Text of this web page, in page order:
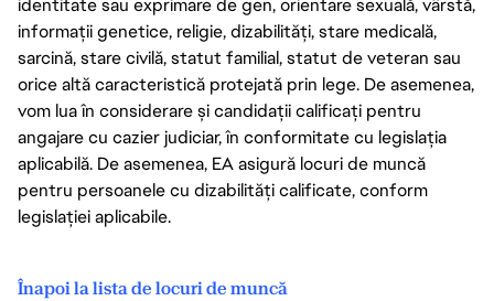
identitate sau exprimare de gen, orientare sexuală, vârstă,
informații genetice, religie, dizabilități, stare medicală,
sarcină, stare civilă, statut familial, statut de veteran sau
orice altă caracteristică protejată prin lege. De asemenea,
vom lua în considerare și candidații calificați pentru
angajare cu cazier judiciar, în conformitate cu legislația
aplicabilă. De asemenea, EA asigură locuri de muncă
pentru persoanele cu dizabilități calificate, conform
legislației aplicabile.
Înapoi la lista de locuri de muncă